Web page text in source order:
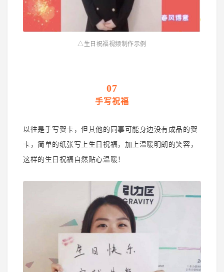
△生日祝福视频制作示例
07
手写祝福
以往是手写贺卡，但其他的同事可能身边没有成品的贺
卡，简单的纸张写上生日祝福，加上温暖明朗的笑容，
这样的生日祝福自然贴心温暖！